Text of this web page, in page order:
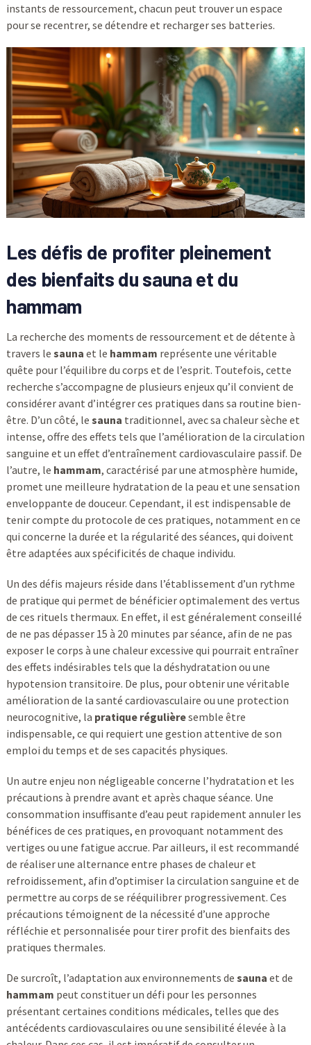
instants de ressourcement, chacun peut trouver un espace
pour se recentrer, se détendre et recharger ses batteries.
Les défis de profiter pleinement
des bienfaits du sauna et du
hammam
La recherche des moments de ressourcement et de détente à
travers le sauna et le hammam représente une véritable
quête pour l’équilibre du corps et de l’esprit. Toutefois, cette
recherche s’accompagne de plusieurs enjeux qu’il convient de
considérer avant d’intégrer ces pratiques dans sa routine bien-
être. D’un côté, le sauna traditionnel, avec sa chaleur sèche et
intense, offre des effets tels que l’amélioration de la circulation
sanguine et un effet d’entraînement cardiovasculaire passif. De
l’autre, le hammam, caractérisé par une atmosphère humide,
promet une meilleure hydratation de la peau et une sensation
enveloppante de douceur. Cependant, il est indispensable de
tenir compte du protocole de ces pratiques, notamment en ce
qui concerne la durée et la régularité des séances, qui doivent
être adaptées aux spécificités de chaque individu.
Un des défis majeurs réside dans l’établissement d’un rythme
de pratique qui permet de bénéficier optimalement des vertus
de ces rituels thermaux. En effet, il est généralement conseillé
de ne pas dépasser 15 à 20 minutes par séance, afin de ne pas
exposer le corps à une chaleur excessive qui pourrait entraîner
des effets indésirables tels que la déshydratation ou une
hypotension transitoire. De plus, pour obtenir une véritable
amélioration de la santé cardiovasculaire ou une protection
neurocognitive, la pratique régulièresemble être
indispensable, ce qui requiert une gestion attentive de son
emploi du temps et de ses capacités physiques.
Un autre enjeu non négligeable concerne l’hydratation et les
précautions à prendre avant et après chaque séance. Une
consommation insuffisante d’eau peut rapidement annuler les
bénéfices de ces pratiques, en provoquant notamment des
vertiges ou une fatigue accrue. Par ailleurs, il est recommandé
de réaliser une alternance entre phases de chaleur et
refroidissement, afin d’optimiser la circulation sanguine et de
permettre au corps de se rééquilibrer progressivement. Ces
précautions témoignent de la nécessité d’une approche
réfléchie et personnalisée pour tirer profit des bienfaits des
pratiques thermales.
De surcroît, l’adaptation aux environnements de sauna et de
hammam peut constituer un défi pour les personnes
présentant certaines conditions médicales, telles que des
antécédents cardiovasculaires ou une sensibilité élevée à la